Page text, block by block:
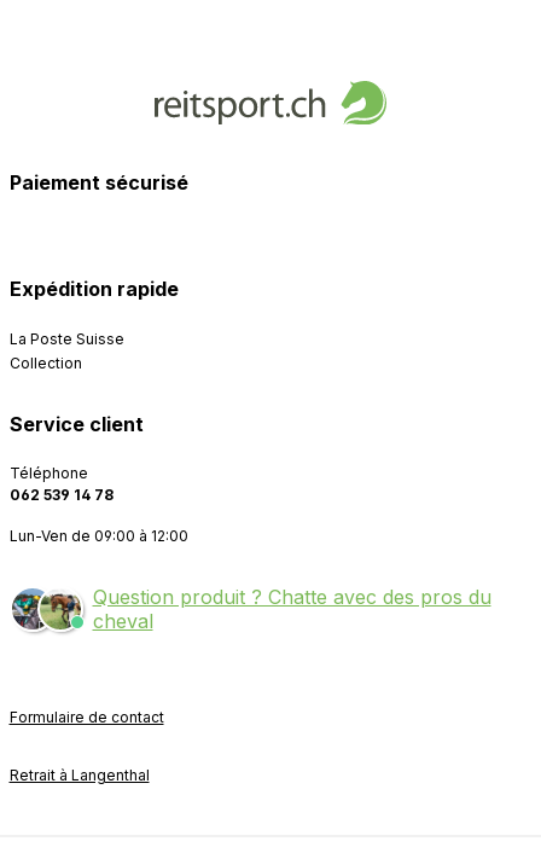
Paiement sécurisé
Expédition rapide
La Poste Suisse
Collection
Service client
Téléphone
062 539 14 78
Lun-Ven de 09:00 à 12:00
Question produit ? Chatte avec des pros du
cheval
Formulaire de contact
Retrait à Langenthal